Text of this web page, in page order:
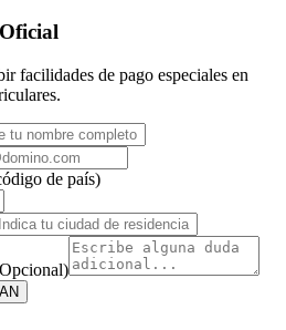
facilidades de pago especiales en
de país)